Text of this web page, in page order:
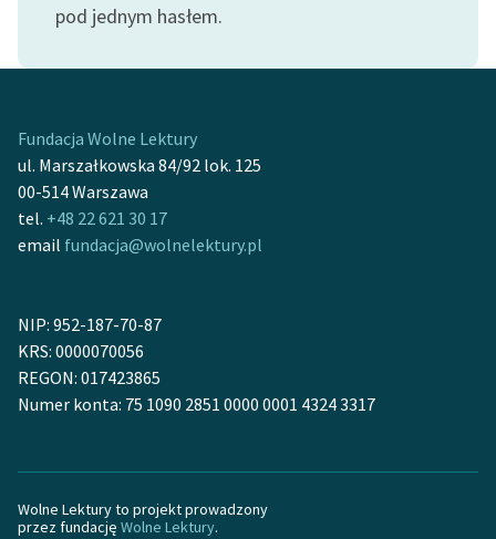
Deklaracja dostępności
pod jednym hasłem.
Fundacja Wolne Lektury
ul. Marszałkowska 84/92 lok. 125
00-514 Warszawa
tel. +48 22 621 30 17
email fundacja@wolnelektury.pl
NIP: 952-187-70-87
KRS: 0000070056
REGON: 017423865
Numer konta: 75 1090 2851 0000 0001 4324 3317
Wolne Lektury to projekt prowadzony
przez fundację Wolne Lektury.